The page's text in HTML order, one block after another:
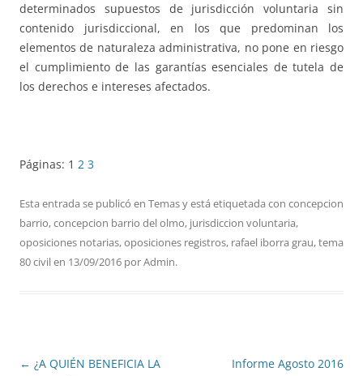
determinados supuestos de jurisdicción voluntaria sin
contenido jurisdiccional, en los que predominan los
elementos de naturaleza administrativa, no pone en riesgo
el cumplimiento de las garantías esenciales de tutela de
los derechos e intereses afectados.
Páginas: 1 2 3
Esta entrada se publicó en Temasy está etiquetada con concepcion
barrio,concepcion barrio del olmo, jurisdiccion voluntaria,
oposiciones notarias,oposiciones registros, rafael iborra grau,tema
80 civilen 13/09/2016 porAdmin.
Navegación
← ¿A QUIÉN BENEFICIA LA
Informe Agosto 2016